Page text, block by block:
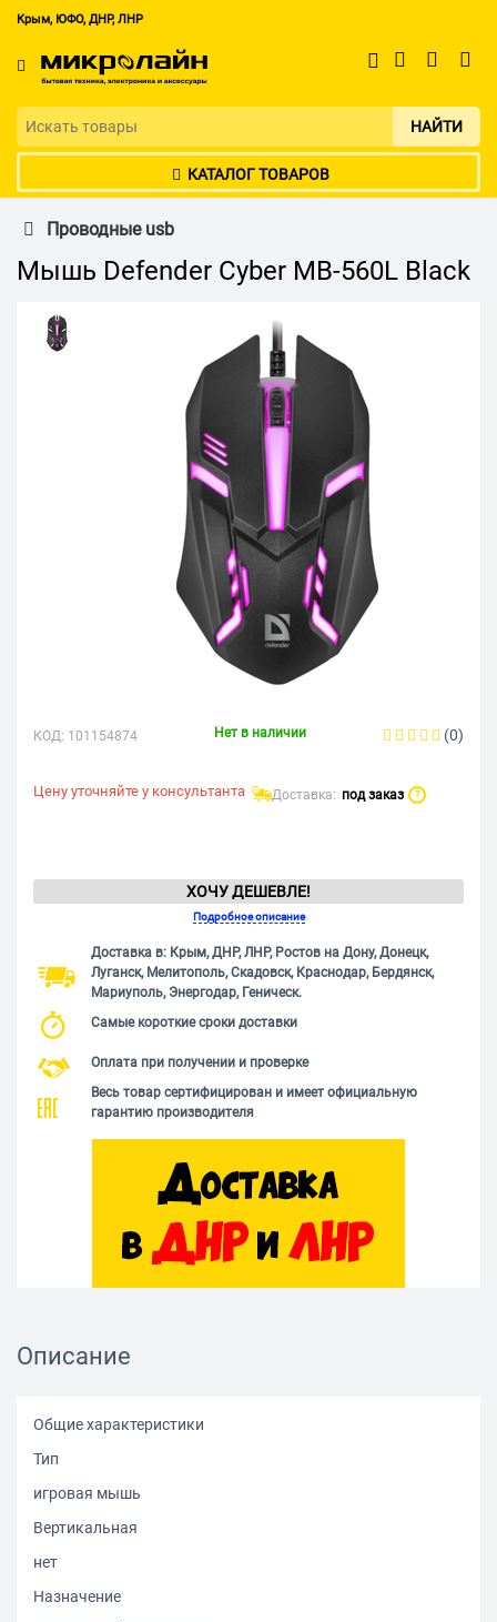
Крым, ЮФО, ДНР, ЛНР
НАЙТИ
КАТАЛОГ ТОВАРОВ
Проводные usb
Мышь Defender Сyber MB-560L Black
КОД: 101154874 Нет в наличии (0)
Цену уточняйте у консультанта Доставка: под заказ ?
ХОЧУ ДЕШЕВЛЕ!
Подробное описание
Доставка в: Крым, ДНР, ЛНР, Ростов на Дону, Донецк,
Луганск, Мелитополь, Скадовск, Краснодар, Бердянск,
Мариуполь, Энергодар, Геническ.
Самые короткие сроки доставки
Оплата при получении и проверке
Весь товар сертифицирован и имеет официальную
гарантию производителя
Описание
Общие характеристики
Тип
игровая мышь
Вертикальная
нет
Назначение